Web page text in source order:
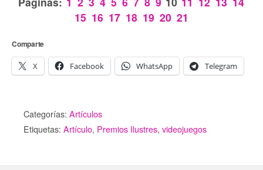
15 16 17 18 19 20 21
Comparte
X Facebook WhatsApp Telegram
Categorías: Artículos
Etiquetas: Artículo, Premios Ilustres, videojuegos